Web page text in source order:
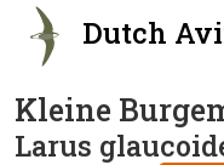
Dutch
Kleine
Larus